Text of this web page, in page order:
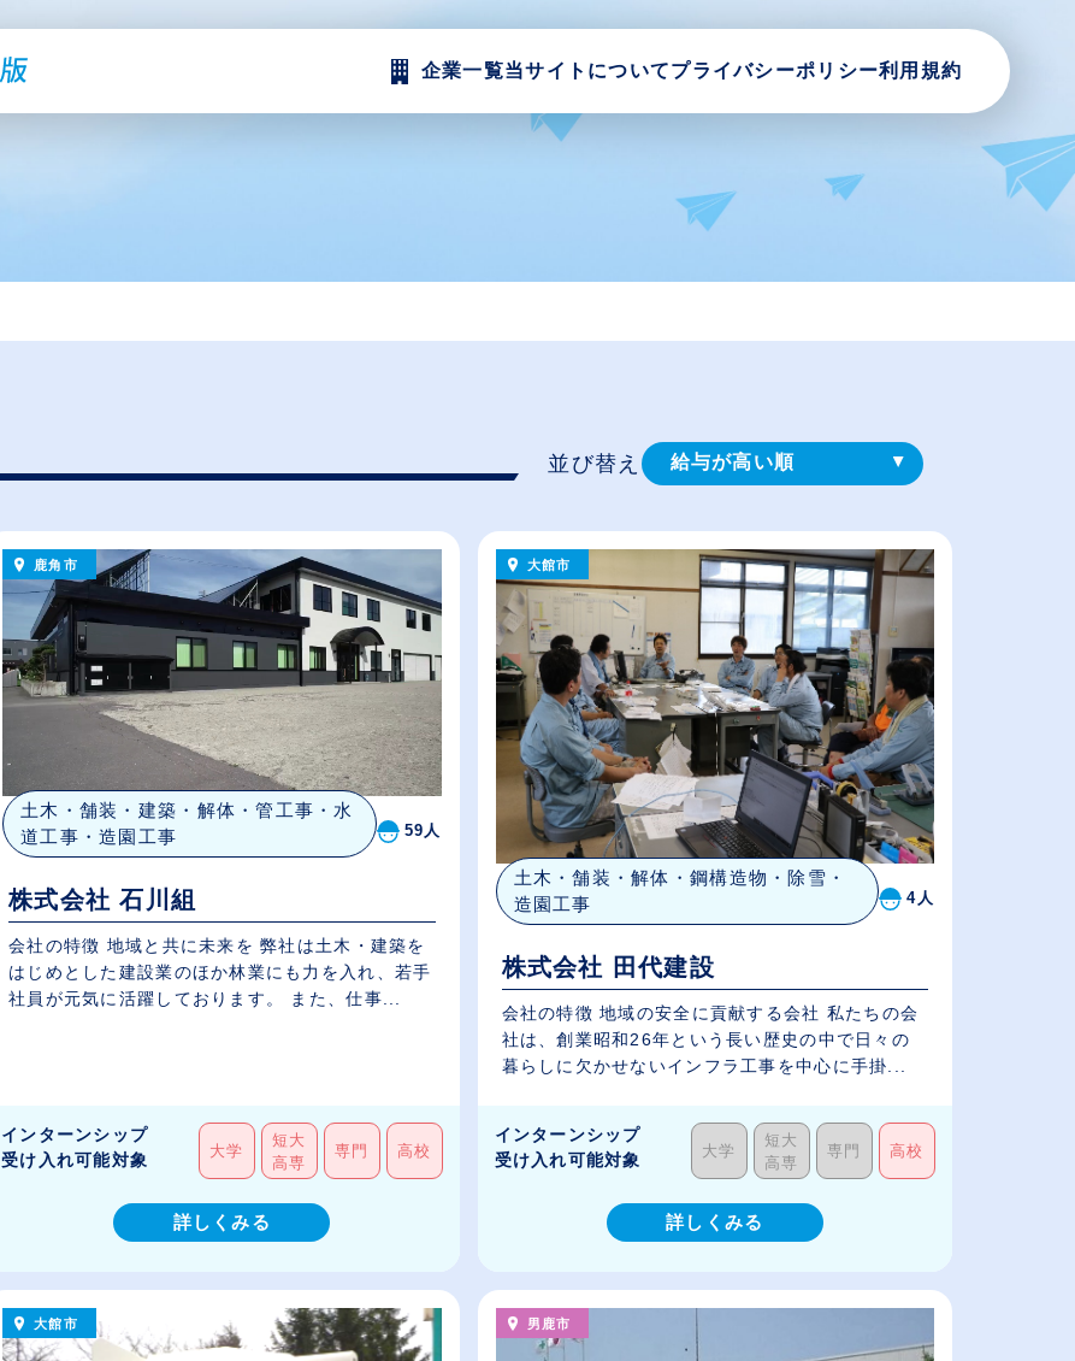
企業一覧当サイトについてプライバシーポリシー利用規約
並び替え 給与が高い順
従業員が多い順
休日数が多い順
鹿角市
土木・舗装・建築・解体・管工事・水
道工事・造園工事
59人
株式会社 石川組
会社の特徴 地域と共に未来を 弊社は土木・建築を
はじめとした建設業のほか林業にも力を入れ、若手
社員が元気に活躍しております。 また、仕事...
インターンシップ
受け入れ可能対象
大学
短大
高専
専門 高校
詳しくみる
大館市
土木・舗装・解体・鋼構造物・除雪・
造園工事
4人
株式会社 田代建設
会社の特徴 地域の安全に貢献する会社 私たちの会
社は、創業昭和26年という長い歴史の中で日々の
暮らしに欠かせないインフラ工事を中心に手掛...
インターンシップ
受け入れ可能対象
大学
短大
高専
専門 高校
詳しくみる
大館市 男鹿市